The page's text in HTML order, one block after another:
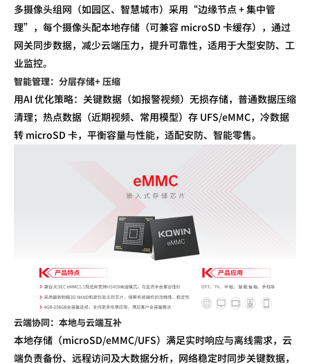
多摄像头组网（如园区、智慧城市）采用 “边缘节点 +集中管
理”，每个摄像头配本地存储（可兼容 microSD 卡缓存），通过
网关同步数据，减少云端压力，提升可靠性，适用于大型安防、工
业监控。
智能管理：分层存储+压缩
用AI 优化策略：关键数据（如报警视频）无损存储，普通数据压缩
清理；热点数据（近期视频、常用模型）存 UFS/eMMC，冷数据
转 microSD 卡，平衡容量与性能，适配安防、智能零售。
云端协同：本地与云端互补
本地存储（microSD/eMMC/UFS）满足实时响应与离线需求，云
端负责备份、远程访问及大数据分析，网络稳定时同步关键数据，